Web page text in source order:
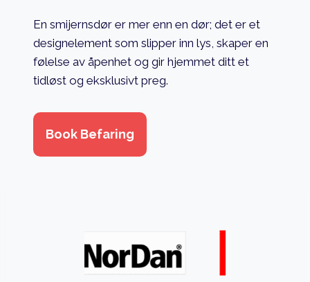
En smijernsdør er mer enn en dør; det er et
designelement som slipper inn lys, skaper en
følelse av åpenhet og gir hjemmet ditt et
tidløst og eksklusivt preg.
Book Befaring